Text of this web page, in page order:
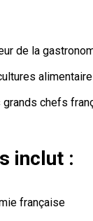
de la
grands chefs
inclut :
française